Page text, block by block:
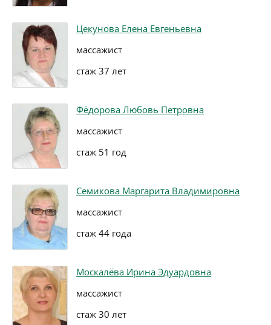
Цекунова Елена Евгеньевна
массажист
стаж 37 лет
Фёдорова Любовь Петровна
массажист
стаж 51 год
Семикова Маргарита Владимировна
массажист
стаж 44 года
Москалёва Ирина Эдуардовна
массажист
стаж 30 лет